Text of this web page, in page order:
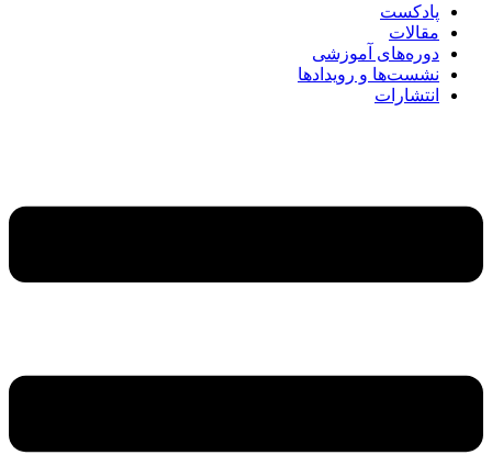
پادکست
مقالات
دوره‌های آموزشی
نشست‌ها و رویدادها
انتشارات